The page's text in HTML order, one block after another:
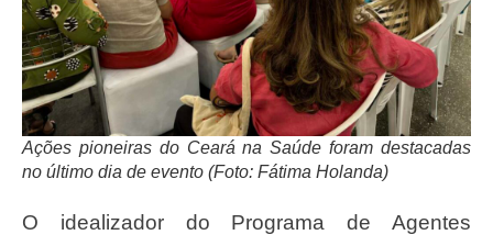
Ações pioneiras do Ceará na Saúde foram destacadas
no último dia de evento (Foto: Fátima Holanda)
O idealizador do Programa de Agentes